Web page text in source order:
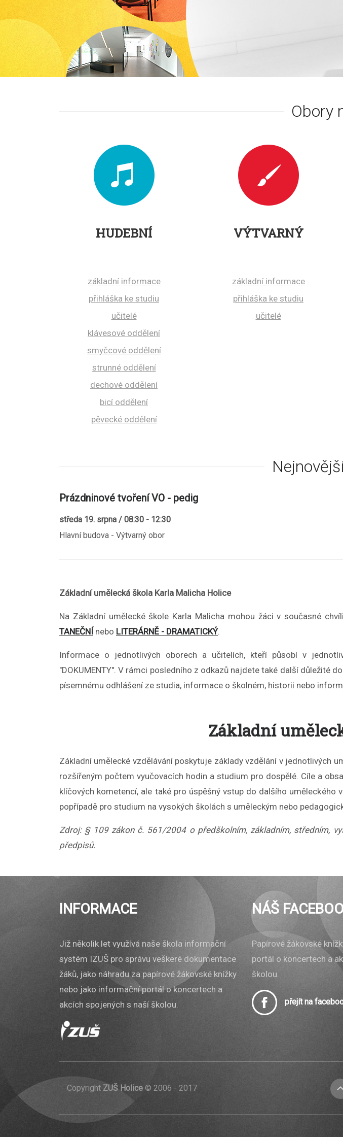
Obory
HUDEBNÍOBOR
základní informace
přihláška ke studiu
učitelé
klávesové oddělení
smyčcové oddělení
strunné oddělení
dechové oddělení
bicí oddělení
pěvecké oddělení
VÝTVARNÝOBOR
základní informace
přihláška ke studiu
učitelé
Prázdninové tvoření VO - pedig
středa 19. srpna / 08:30 - 12:30
Hlavní budova - Výtvarný obor
Základní umělecká škola Karla Malicha Holice
Na Základní umělecké škole Karla Malicha mohou žáci v současné
TANEČNÍ nebo LITERÁRNĚ - DRAMATICKÝ.
Informace o jednotlivých oborech a učitelích, kteří působí v
"DOKUMENTY". V rámci posledního z odkazů najdete také další důležité
písemnému odhlášení ze studia, informace o školném, historii nebo
Základní
Základní umělecké vzdělávání poskytuje základy vzdělání v jednotlivých
rozšířeným počtem vyučovacích hodin a studium pro dospělé. Cíle a
klíčových kometencí, ale také pro úspěšný vstup do dalšího
popřípadě pro studium na vysokých školách s uměleckým nebo
Zdroj: § 109 zákon č. 561/2004 o předškolním, základním, středním,
předpisů.
INFORMACE
Již několik let využívá naše škola informační
systém IZUŠ pro správu veškeré dokumentace
žáků, jako náhradu za papírové žákovské knížky
nebo jako informační portál o koncertech a
akcích spojených s naší školou.
NÁŠ
Papírové žákovské
portál o koncertech a
školou.
přejít na
Copyright ZUŠ Holice © 2006 - 2017